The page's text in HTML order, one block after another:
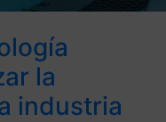
la
industria